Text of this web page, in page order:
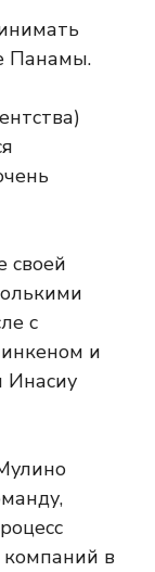
Панамы.
своей
с
и
Инасиу
компаний в